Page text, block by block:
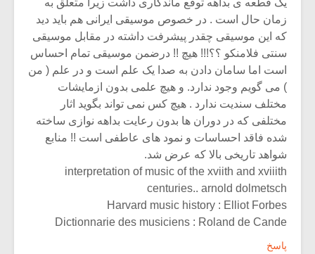
یک قطعه ی بداهه توقع ماندگاری داشت زیرا متعلق به
زمان حال است . در خصوص موسیقی ایرانی هم باید دید
که این موسیقی چقدر پیشرفت داشته در مقابل موسیقی
سنتی فلامنکو ؟؟!!! هیچ !! درضمن موسیقی تمام احساس
است اما سامان دادن به صدا یک علم است و در علم ( من
) می گویم وجود ندارد. و هیچ علمی بدون ازمایشات
مختلف سندیت ندارد . هیچ کس نمی تواند بگوید اثار
مختلفی که در دوران ها بدون رعایت بداهه نوازی ساخته
شده فاقد احساسات و نمود های عاطفی است !! منابع
شواهد تاریخی بالا که عرض شد.
interpretation of music of the xviith and xviiith
centuries.. arnold dolmetsch
Harvard music history : Elliot Forbes
Dictionnarie des musiciens : Roland de Cande
پاسخ